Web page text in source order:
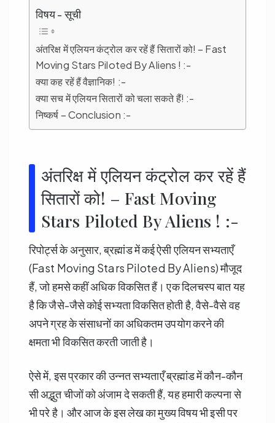
विषय - सूची
अंतरिक्ष में एलियन कंट्रोल कर रहें हैं सितारों को! – Fast
Moving Stars Piloted By Aliens ! :-
क्या कह रहें हैं वैज्ञानिक! :-
क्या सच में एलियन सितारों को चला सकते हैं! :-
निष्कर्ष – Conclusion :-
अंतरिक्ष में एलियन कंट्रोल कर रहें हैं
सितारों को! – Fast Moving
Stars Piloted By Aliens ! :-
रिपोर्ट्स के अनुसार, ब्रह्मांड में कई ऐसी एलियन सभ्यताएँ
(Fast Moving Stars Piloted By Aliens) मौजूद
हैं, जो हमसे कहीं अधिक विकसित हैं। एक दिलचस्प बात यह
है कि जैसे-जैसे कोई सभ्यता विकसित होती है, वैसे-वैसे वह
अपने ग्रह के संसाधनों का अधिकतम उपयोग करने की
क्षमता भी विकसित करती जाती है।
ऐसे में, इस प्रकार की उन्नत सभ्यताएँ ब्रह्मांड में कौन-कौन
सी अद्भुत चीजों को अंजाम दे सकती हैं, यह हमारी कल्पना से
भी परे है। और आज के इस लेख का मुख्य विषय भी इसी पर